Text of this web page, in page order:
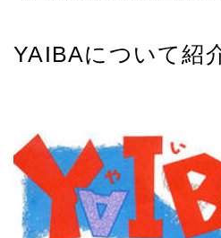
YAIBAについて紹